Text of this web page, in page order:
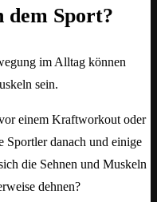
dem Sport?
im Alltag können
sein.
einem Kraftworkout oder
Sportler danach und einige
die Sehnen und Muskeln
dehnen?